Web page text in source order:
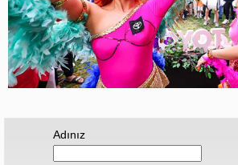
Adınız